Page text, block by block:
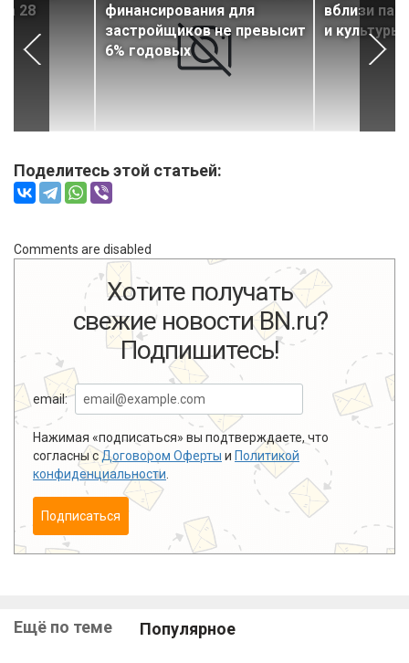
28
финансирования для
застройщиков не превысит
6% годовых
вблизи
и культуры
Поделитесь этой статьей:
Comments are disabled
Хотите получать
свежие новости BN.ru?
Подпишитесь!
email:
Нажимая «подписаться» вы подтверждаете, что
согласны сДоговором Оферты и Политикой
конфиденциальности
Подписаться
Ещё по теме Популярное